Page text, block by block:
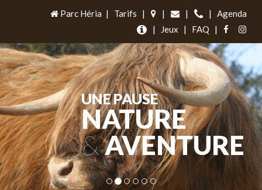
Parc Héria | Tarifs | | | |
Agenda
|
Jeux | FAQ |
UNE PAUSE
NATURE
&AVENTURE